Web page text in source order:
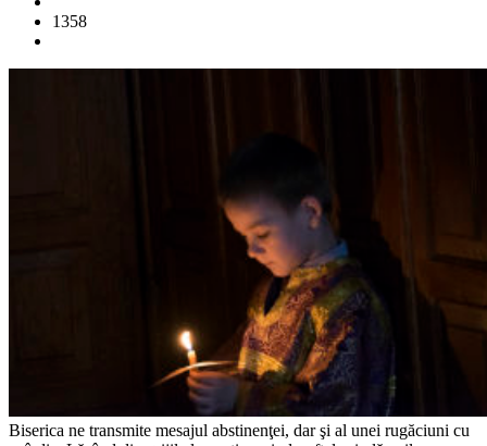
1358
Biserica ne transmite mesajul abstinenţei, dar şi al unei rugăciuni cu